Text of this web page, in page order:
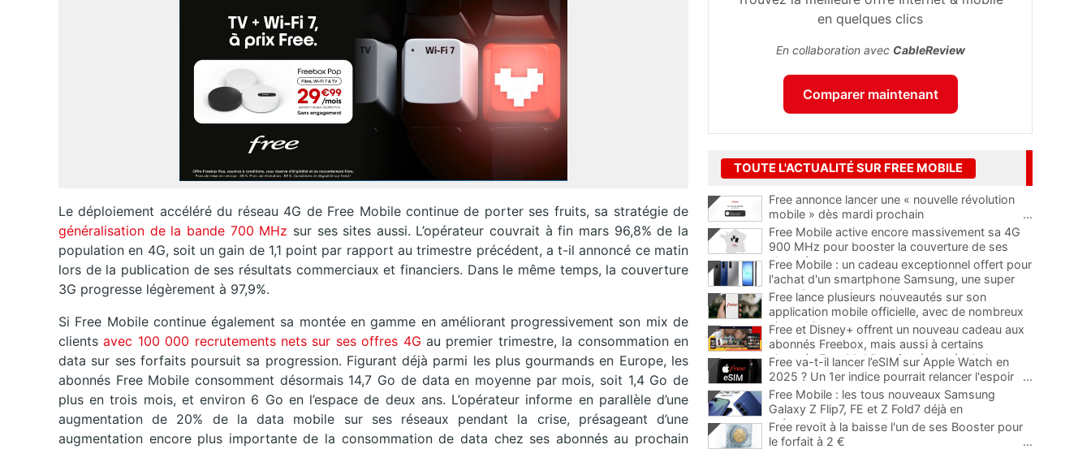
Le déploiement accéléré du réseau 4G de Free Mobile continue de porter ses fruits, sa stratégie de
généralisation de la bande 700 MHz sur ses sites aussi. L’opérateur couvrait à fin mars 96,8% de la
population en 4G, soit un gain de 1,1 point par rapport au trimestre précédent, a t-il annoncé ce matin
lors de la publication de ses résultats commerciaux et financiers. Dans le même temps, la couverture
3G progresse légèrement à 97,9%.
Si Free Mobile continue également sa montée en gamme en améliorant progressivement son mix de
clientsavec 100 000 recrutements nets sur ses offres 4G au premier trimestre, la consommation en
data sur ses forfaits poursuit sa progression. Figurant déjà parmi les plus gourmands en Europe, les
abonnés Free Mobile consomment désormais 14,7 Go de data en moyenne par mois, soit 1,4 Go de
plus en trois mois, et environ 6 Go en l’espace de deux ans. L’opérateur informe en parallèle d’une
augmentation de 20% de la data mobile sur ses réseaux pendant la crise, présageant d’une
augmentation encore plus importante de la consommation de data chez ses abonnés au prochain
en quelques clics
En collaboration avec CableReview
Comparer maintenant
TOUTE L'ACTUALITÉ SUR FREE MOBILE
Free annonce lancer une « nouvelle révolution
mobile » dès mardi prochain
...
Free Mobile active encore massivement sa 4G
900 MHz pour booster la couverture de ses
abonnés
...
Free Mobile : un cadeau exceptionnel offert pour
l'achat d'un smartphone Samsung, une super
occasion pour la rentrée
Free lance plusieurs nouveautés sur son
application mobile officielle, avec de nombreux
ajouts bienvenus
...
Free et Disney+ offrent un nouveau cadeau aux
abonnés Freebox, mais aussi à certains
abonnés Free Mobile grâce à une évolution
Free va-t-il lancer l’eSIM sur Apple Watch en
2025 ? Un 1er indice pourrait relancer l'espoir
...
Free Mobile : les tous nouveaux Samsung
Galaxy Z Flip7, FE et Z Fold7 déjà en
précommande avec des promos
Free revoit à la baisse l'un de ses Booster pour
le forfait à 2 €
...